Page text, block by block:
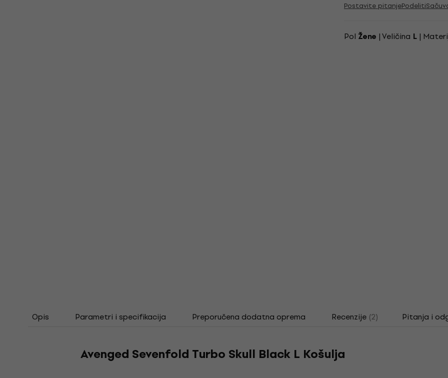
Postavite pitanjePodeliti
Pol Žene | Veličina L |
Opis Parametri i specifikacija Preporučena dodatna oprema Recenzije (2) Pitanja i
Avenged Sevenfold Turbo Skull Black L Košulja